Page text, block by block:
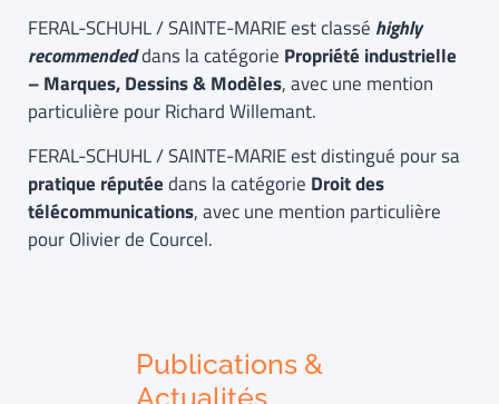
FERAL-SCHUHL / SAINTE-MARIE est classé highly
recommendeddans la catégorie Propriété industrielle
– Marques, Dessins & Modèles, avec une mention
particulière pour Richard Willemant.
FERAL-SCHUHL / SAINTE-MARIE est distingué pour sa
pratique réputéedans la catégorie Droit des
télécommunications, avec une mention particulière
pour Olivier de Courcel.
Publications &